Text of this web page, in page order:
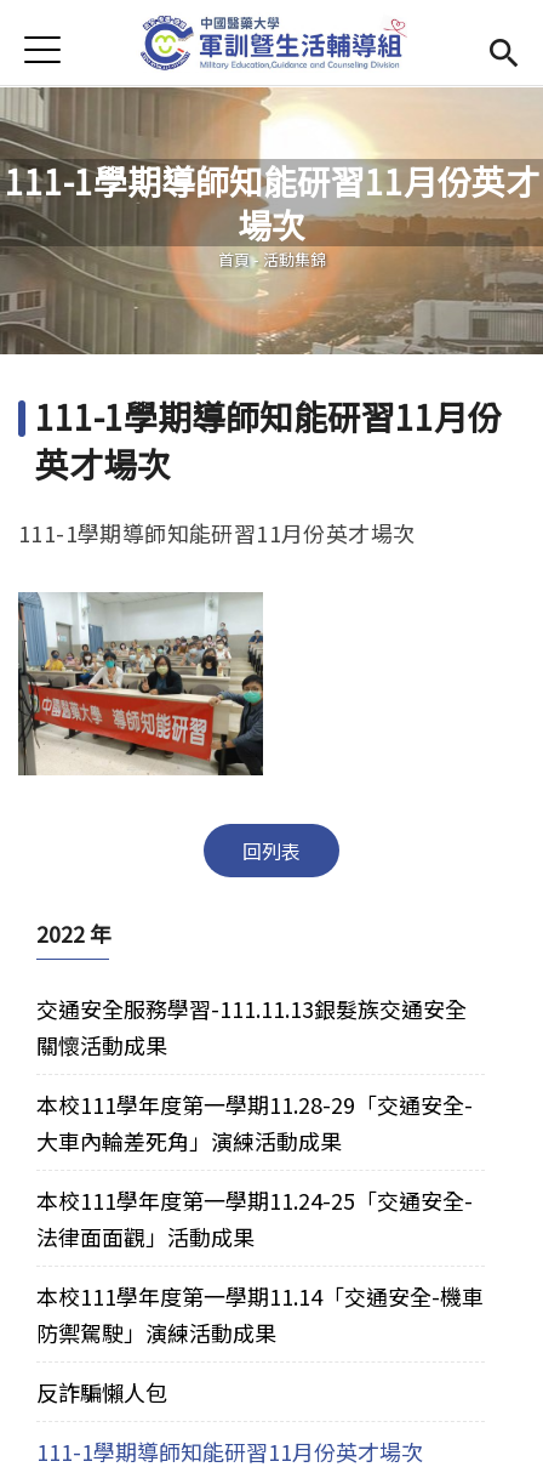
首頁
學務處首頁(link is external)
Open submenu (單位簡介)
單位簡介
最新消息
Open submenu (生活輔導)
生活輔導
Open submenu (校園安全)
校園安全
Open submenu (相關法規及檔案下載)
相關法規及檔案下載
Jump to Navigation
Jump to Main content
111-1學期導師知能研習11月份英才
場次
您在這裡
首頁- 活動集錦
111-1學期導師知能研習11月份
英才場次
111-1學期導師知能研習11月份英才場次
回列表
2022 年
交通安全服務學習-111.11.13銀髮族交通安全
關懷活動成果
本校111學年度第一學期11.28-29「交通安全-
大車內輪差死角」演練活動成果
本校111學年度第一學期11.24-25「交通安全-
法律面面觀」活動成果
本校111學年度第一學期11.14「交通安全-機車
防禦駕駛」演練活動成果
反詐騙懶人包
111-1學期導師知能研習11月份英才場次